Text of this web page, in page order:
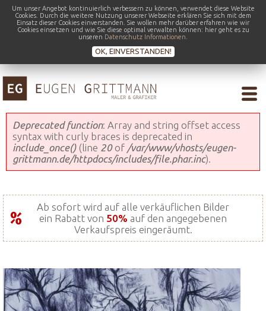
Um unser Angebot kontinuierlich verbessern zu können, verwendet diese Website
Cookies. Durch die weitere Nutzung unserer Webseite erklären Sie sich mit dem
Einsatz dieser Cookies einverstanden. Sie wollen mehr darüber erfahren wie wir
Cookies einsetzen und wie Sie diese optimal verwalten können: hier geht es zu
unseren Datenschutz Informationen
OK, EINVERSTANDEN!
Fehlermeldung
Deprecated function: Array and string offset access
syntax with curly braces is deprecated in
include_once()(line 20of /var/www/vhosts/eugen-
grittmann.de/httpdocs/includes/file.phar.inc).
Ab sofort wird auf alle verkäuflichen Bilder
ein Rabatt von 50% auf den angegebenen
Verkaufspreis eingeräumt.